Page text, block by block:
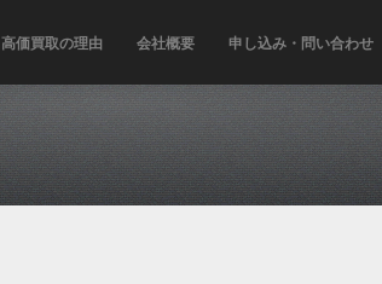
高価買取の理由 会社概要 申し込み・問い合わせ